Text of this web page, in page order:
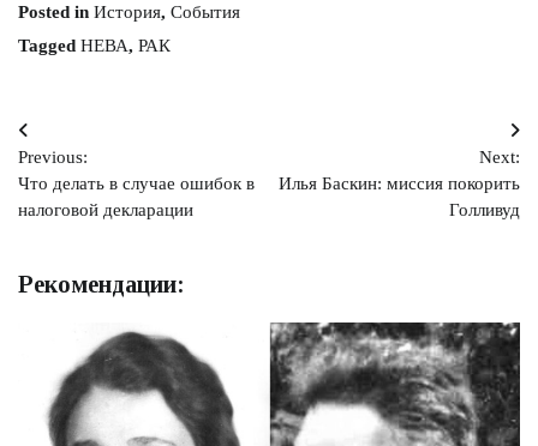
Posted in История, События
Tagged НЕВА, РАК
Навигация
по
записям
Previous:
Что делать в случае ошибок в
налоговой декларации
Next:
Илья Баскин: миссия покорить
Голливуд
Рекомендации: